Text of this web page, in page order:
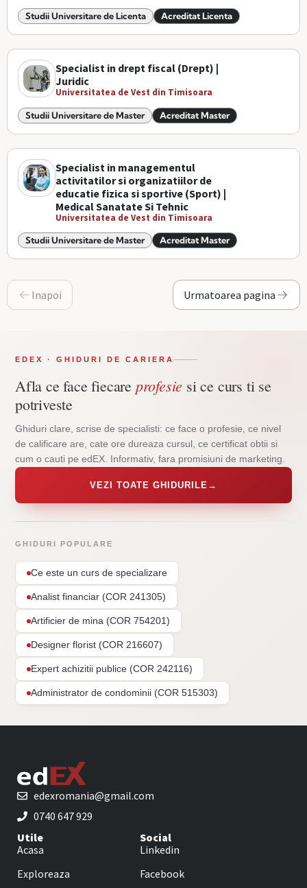
Studii Universitare de Licenta Acreditat Licenta
Specialist in drept fiscal (Drept) |
Juridic
Universitatea de Vest din Timisoara
Studii Universitare de Master Acreditat Master
Specialist in managementul
activitatilor si organizatiilor de
educatie fizica si sportive (Sport) |
Medical Sanatate Si Tehnic
Universitatea de Vest din Timisoara
Studii Universitare de Master Acreditat Master
Inapoi Urmatoarea pagina
EDEX · GHIDURI DE CARIERA
Afla ce face fiecare profesie si ce curs ti se
potriveste
Ghiduri clare, scrise de specialisti: ce face o profesie, ce nivel
de calificare are, cate ore dureaza cursul, ce certificat obtii si
cum o cauti pe edEX. Informativ, fara promisiuni de marketing.
VEZI TOATE GHIDURILE →
GHIDURI POPULARE
Ce este un curs de specializare
Analist financiar (COR 241305)
Artificier de mina (COR 754201)
Designer florist (COR 216607)
Expert achizitii publice (COR 242116)
Administrator de condominii (COR 515303)
edexromania@gmail.com
0740 647 929
Utile
Acasa
Exploreaza
Social
Linkedin
Facebook